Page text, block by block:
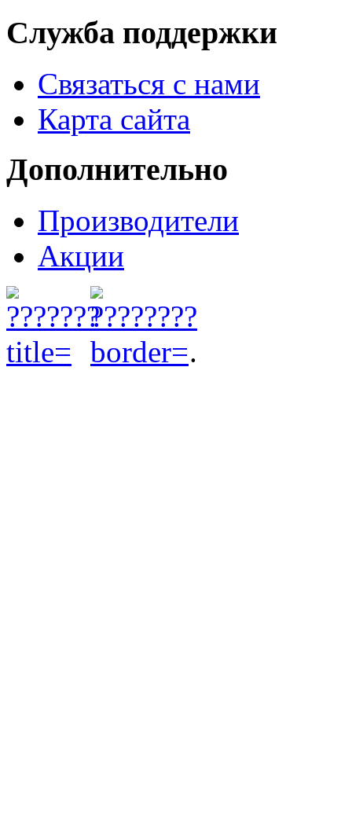
Служба поддержки
Связаться с нами
Карта сайта
Дополнительно
Производители
Акции
.